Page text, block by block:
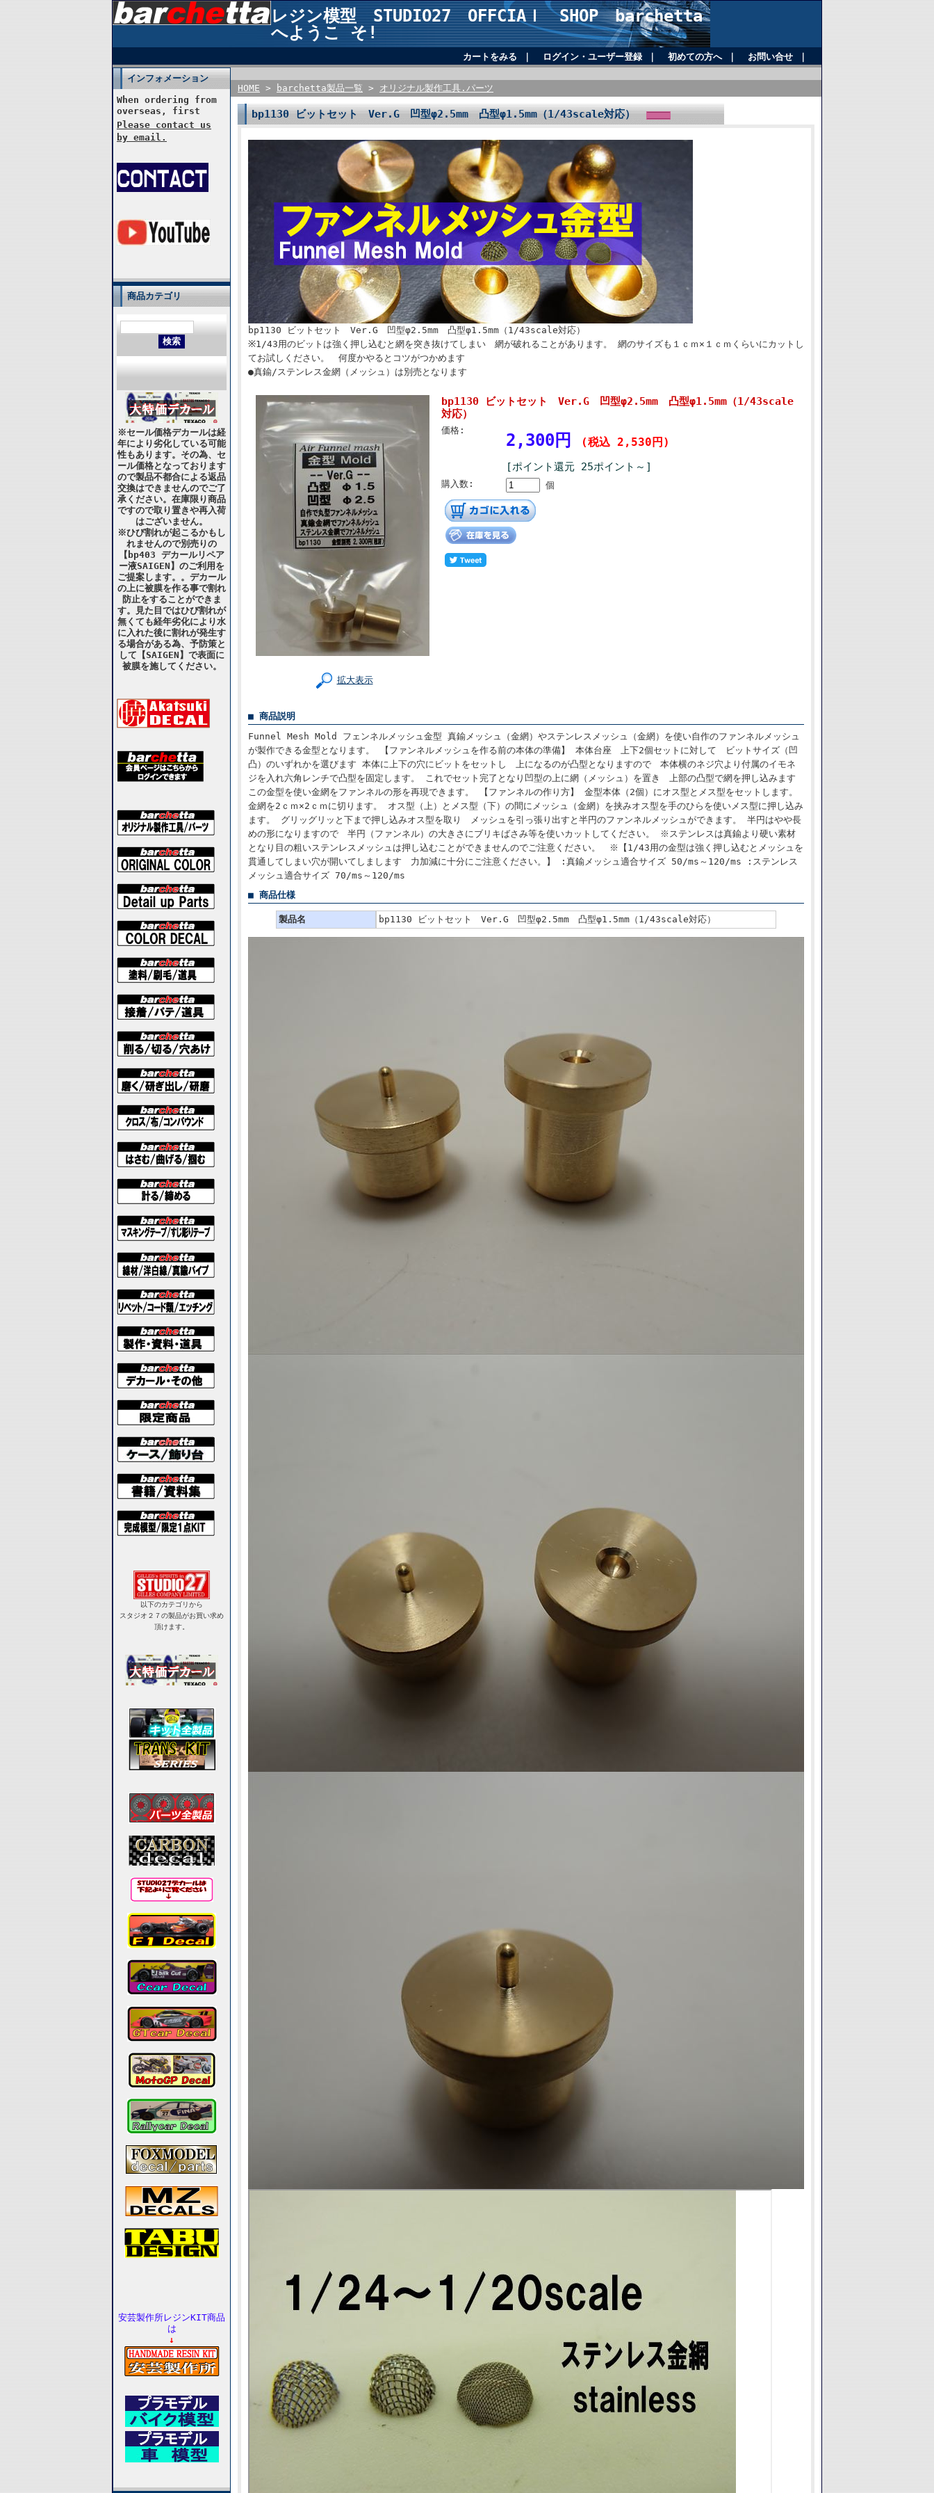
レジン模型 STUDIO27 OFFCIAｌ SHOP barchetta
へようこ そ!
カートをみる ログイン・ユーザー登録｜ 初めての方へ｜ お問い合せ
インフォメーション
When ordering from
overseas, first
Please contact us
by email.
商品カテゴリ
※セール価格デカールは経
年により劣化している可能
性もあります。その為、セ
ール価格となっております
ので製品不都合による返品
交換はできませんのでご了
承ください。在庫限り商品
ですので取り置きや再入荷
はございません。
※ひび割れが起こるかもし
れませんので別売りの
【bp403 デカールリペア
ー液SAIGEN】のご利用を
ご提案します。。デカール
の上に被膜を作る事で割れ
防止をすることができま
す。見た目ではひび割れが
無くても経年劣化により水
に入れた後に割れが発生す
る場合がある為、予防策と
して【SAIGEN】で表面に
被膜を施してください。
以下のカテゴリから
スタジオ２７の製品がお買い求め
頂けます。
安芸製作所レジンKIT商品
は
↓
HOME > barchetta製品一覧 > オリジナル製作工具.パーツ
bp1130 ビットセット Ver.G 凹型φ2.5mm 凸型φ1.5mm（1/43scale対応）
bp1130 ビットセット Ver.G 凹型φ2.5mm 凸型φ1.5mm（1/43scale対応）
※1/43用のビットは強く押し込むと網を突き抜けてしまい 網が破れることがあります。 網のサイズも１ｃｍ×１ｃｍくらいにカットし
てお試しください。 何度かやるとコツがつかめます
●真鍮/ステンレス金網（メッシュ）は別売となります
拡大表示
bp1130 ビットセット Ver.G 凹型φ2.5mm 凸型φ1.5mm（1/43scale
対応）
価格:
2,300円 (税込 2,530円)
[ポイント還元 25ポイント～]
購入数: 個
■ 商品説明
Funnel Mesh Mold フェンネルメッシュ金型 真鍮メッシュ（金網）やステンレスメッシュ（金網）を使い自作のファンネルメッシュ
が製作できる金型となります。 【ファンネルメッシュを作る前の本体の準備】 本体台座 上下2個セットに対して ビットサイズ（凹
凸）のいずれかを選びます 本体に上下の穴にビットをセットし 上になるのが凸型となりますので 本体横のネジ穴より付属のイモネ
ジを入れ六角レンチで凸型を固定します。 これでセット完了となり凹型の上に網（メッシュ）を置き 上部の凸型で網を押し込みます
この金型を使い金網をファンネルの形を再現できます。 【ファンネルの作り方】 金型本体（2個）にオス型とメス型をセットします。
金網を2ｃｍ×2ｃｍに切ります。 オス型（上）とメス型（下）の間にメッシュ（金網）を挟みオス型を手のひらを使いメス型に押し込み
ます。 グリッグリッと下まで押し込みオス型を取り メッシュを引っ張り出すと半円のファンネルメッシュができます。 半円はやや長
めの形になりますので 半円（ファンネル）の大きさにブリキばさみ等を使いカットしてください。 ※ステンレスは真鍮より硬い素材
となり目の粗いステンレスメッシュは押し込むことができませんのでご注意ください。 ※【1/43用の金型は強く押し込むとメッシュを
貫通してしまい穴が開いてしまします 力加減に十分にご注意ください。】 :真鍮メッシュ適合サイズ 50/ms～120/ms :ステンレス
メッシュ適合サイズ 70/ms～120/ms
■ 商品仕様
製品名 bp1130 ビットセット Ver.G 凹型φ2.5mm 凸型φ1.5mm（1/43scale対応）